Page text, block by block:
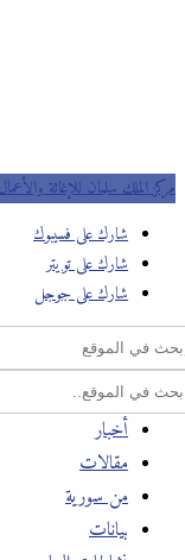
مركز الملك سلمان للإغاثة والأعمال الإنسانية يرسل 25
شارك على فسيبوك
شارك على تويتر
شارك على جوجل
أخبار
مقالات
من سورية
بيانات